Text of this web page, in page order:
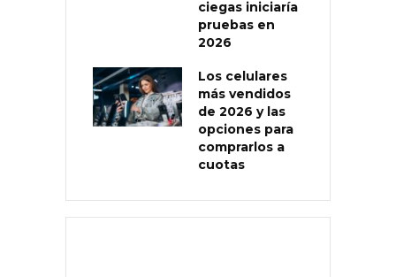
ciegas iniciaría
pruebas en
2026
Los celulares
más vendidos
de 2026 y las
opciones para
comprarlos a
cuotas